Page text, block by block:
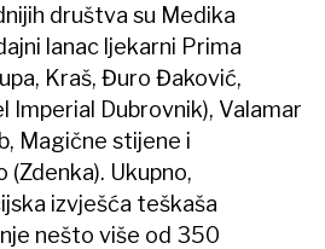
društva su Medika
lanac ljekarni Prima
Kraš, Đuro Đaković,
Imperial Dubrovnik), Valamar
Magične stijene i
(Zdenka). Ukupno,
izvješća teškaša
nešto više od 350